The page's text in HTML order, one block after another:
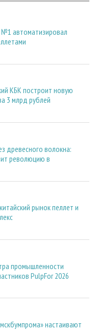
автоматизировал
КБК построит новую
3 млрд рублей
древесного волокна:
революцию в
рынок пеллет и
промышленности
PulpFor 2026
настаивают